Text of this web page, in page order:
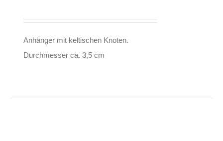
Anhänger mit keltischen Knoten.
Durchmesser ca. 3,5 cm